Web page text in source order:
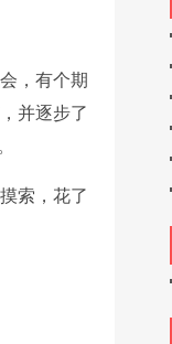
，有个期
并逐步了
索，花了